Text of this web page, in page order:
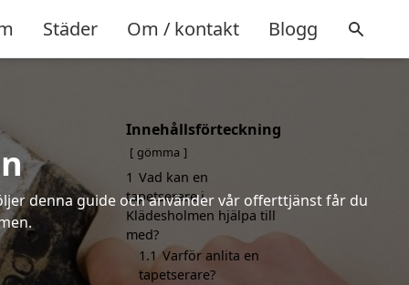
Städer Om / kontakt Blogg
denna guide och använder vår offerttjänst får du
Innehållsförteckning
gömma
1 Vad kan en
tapetserare i
Klädesholmen hjälpa till
med?
1.1 Varför anlita en
tapetserare?